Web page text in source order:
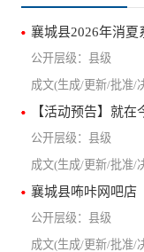
襄城县2026年消夏
县级
【活动预告】就
县级
襄城县咘咔网吧店
县级